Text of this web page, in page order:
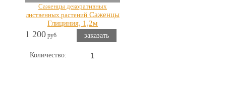
Саженцы декоративных
лиственных растений Саженцы
Глициния, 1,2м
1 200 руб заказать
Количество: